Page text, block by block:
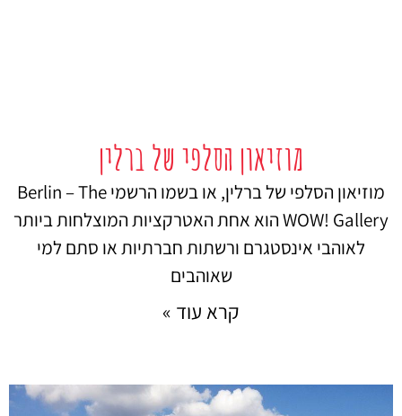
מוזיאון הסלפי של ברלין
מוזיאון הסלפי של ברלין, או בשמו הרשמי Berlin – The
WOW! Gallery הוא אחת האטרקציות המוצלחות ביותר
לאוהבי אינסטגרם ורשתות חברתיות או סתם למי
שאוהבים
קרא עוד »